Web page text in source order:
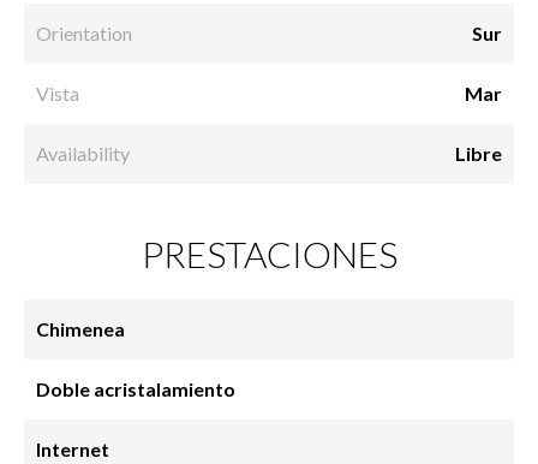
Orientation Sur
Vista Mar
Availability Libre
PRESTACIONES
Chimenea
Doble acristalamiento
Internet